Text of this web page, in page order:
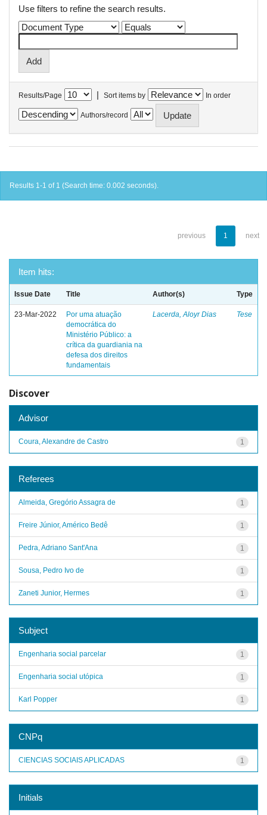
Use filters to refine the search results.
Results/Page | Sort items by In order
Authors/record
Results 1-1 of 1 (Search time: 0.002 seconds).
previous 1 next
Item hits:
Issue Date Title Author(s) Type
23-Mar-2022
Por uma atuação
democrática do
Ministério Público: a
crítica da guardiania na
defesa dos direitos
fundamentais
Lacerda, Aloyr Dias Tese
Discover
Advisor
1
Coura, Alexandre de Castro
Referees
1
Almeida, Gregório Assagra de
1
Freire Júnior, Américo Bedê
1
Pedra, Adriano Sant'Ana
1
Sousa, Pedro Ivo de
1
Zaneti Junior, Hermes
Subject
1
Engenharia social parcelar
1
Engenharia social utópica
1
Karl Popper
CNPq
1
CIENCIAS SOCIAIS APLICADAS
Initials